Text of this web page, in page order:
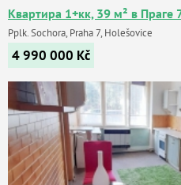
Квартира 1+кк, 39 м² в Праге
Pplk. Sochora, Praha 7, Holešovice
4 990 000 Kč